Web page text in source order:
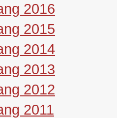
2016
2015
2014
2013
2012
2011